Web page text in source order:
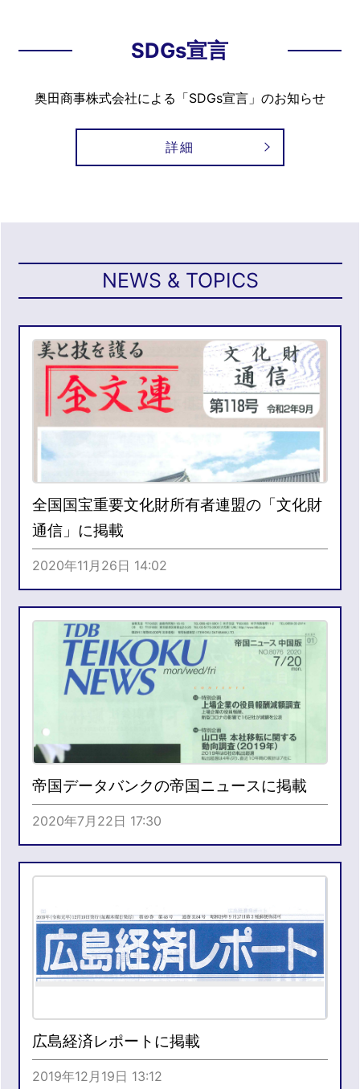
SDGs宣言
奥田商事株式会社による「SDGs宣言」のお知らせ
詳細
NEWS & TOPICS
全国国宝重要文化財所有者連盟の「文化財
通信」に掲載
2020年11月26日 14:02
帝国データバンクの帝国ニュースに掲載
2020年7月22日 17:30
広島経済レポートに掲載
2019年12月19日 13:12